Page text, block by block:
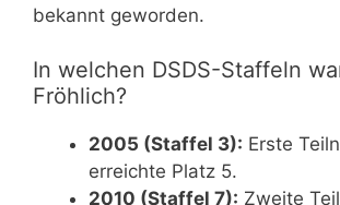
bekannt geworden.
In welchen DSDS-Staffeln
Fröhlich?
2005 (Staffel 3): Erste
erreichte Platz 5.
2010 (Staffel 7): Zweite